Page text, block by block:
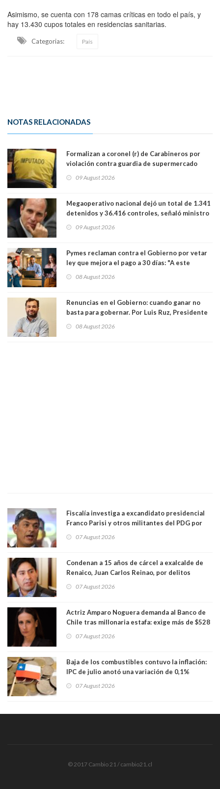
Asimismo, se cuenta con 178 camas críticas en todo el país, y
hay 13.430 cupos totales en residencias sanitarias.
Categorias: País
NOTAS RELACIONADAS
Formalizan a coronel (r) de Carabineros por
violación contra guardia de supermercado
09 August 2026
Megaoperativo nacional dejó un total de 1.341
detenidos y 36.416 controles, señaló ministro
09 August 2026
Pymes reclaman contra el Gobierno por vetar
ley que mejora el pago a 30 días: "A este
medianas empresas"
08 August 2026
Renuncias en el Gobierno: cuando ganar no
basta para gobernar. Por Luis Ruz, Presidente
08 August 2026
Fiscalía investiga a excandidato presidencial
Franco Parisi y otros militantes del PDG por
07 August 2026
Condenan a 15 años de cárcel a exalcalde de
Renaico, Juan Carlos Reinao, por delitos
07 August 2026
Actriz Amparo Noguera demanda al Banco de
Chile tras millonaria estafa: exige más de $528
07 August 2026
Baja de los combustibles contuvo la inflación:
IPC de julio anotó una variación de 0,1%
07 August 2026
© 2017 Cambio 21 / cambio21.cl